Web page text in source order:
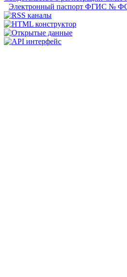
Электронный паспорт ФГИС №